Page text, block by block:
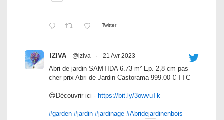
Twitter
IZIVA @iziva · 21 Avr 2023
Abri de jardin SAMTIDA 6.73 m² Ep. 2,8 cm pas
cher prix Abri de Jardin Castorama 999.00 € TTC
😍Découvrir ici - https://bit.ly/3owvuTk
#garden #jardin #jardinage #Abridejardinenbois